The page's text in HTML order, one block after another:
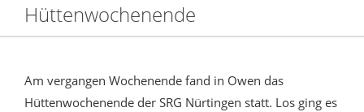
Hüttenwochenende
Am vergangen Wochenende fand in Owen das
Hüttenwochenende der SRG Nürtingen statt. Los ging es